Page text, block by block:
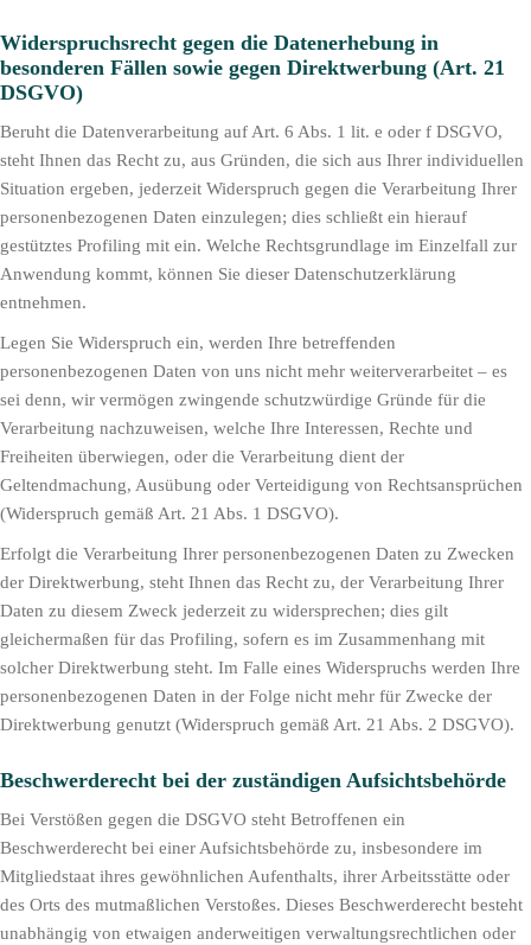
Widerspruchsrecht gegen die Datenerhebung in
besonderen Fällen sowie gegen Direktwerbung (Art. 21
DSGVO)
Beruht die Datenverarbeitung auf Art. 6 Abs. 1 lit. e oder f DSGVO,
steht Ihnen das Recht zu, aus Gründen, die sich aus Ihrer individuellen
Situation ergeben, jederzeit Widerspruch gegen die Verarbeitung Ihrer
personenbezogenen Daten einzulegen; dies schließt ein hierauf
gestütztes Profiling mit ein. Welche Rechtsgrundlage im Einzelfall zur
Anwendung kommt, können Sie dieser Datenschutzerklärung
entnehmen.
Legen Sie Widerspruch ein, werden Ihre betreffenden
personenbezogenen Daten von uns nicht mehr weiterverarbeitet – es
sei denn, wir vermögen zwingende schutzwürdige Gründe für die
Verarbeitung nachzuweisen, welche Ihre Interessen, Rechte und
Freiheiten überwiegen, oder die Verarbeitung dient der
Geltendmachung, Ausübung oder Verteidigung von Rechtsansprüchen
(Widerspruch gemäß Art. 21 Abs. 1 DSGVO).
Erfolgt die Verarbeitung Ihrer personenbezogenen Daten zu Zwecken
der Direktwerbung, steht Ihnen das Recht zu, der Verarbeitung Ihrer
Daten zu diesem Zweck jederzeit zu widersprechen; dies gilt
gleichermaßen für das Profiling, sofern es im Zusammenhang mit
solcher Direktwerbung steht. Im Falle eines Widerspruchs werden Ihre
personenbezogenen Daten in der Folge nicht mehr für Zwecke der
Direktwerbung genutzt (Widerspruch gemäß Art. 21 Abs. 2 DSGVO).
Beschwerde­recht bei der zuständigen Aufsichts­behörde
Bei Verstößen gegen die DSGVO steht Betroffenen ein
Beschwerderecht bei einer Aufsichtsbehörde zu, insbesondere im
Mitgliedstaat ihres gewöhnlichen Aufenthalts, ihrer Arbeitsstätte oder
des Orts des mutmaßlichen Verstoßes. Dieses Beschwerderecht besteht
unabhängig von etwaigen anderweitigen verwaltungsrechtlichen oder